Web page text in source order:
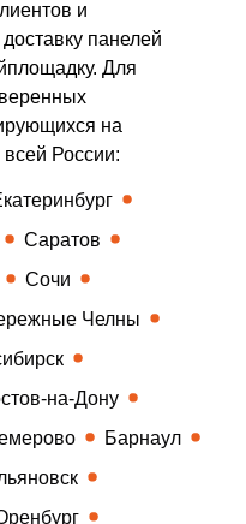
и
панелей
Для
на
России:
Саратов
Сочи
Челны
на-Дону
Барнаул